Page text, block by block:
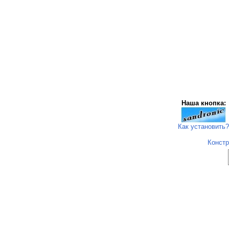
Наша кнопка:
Как установить?